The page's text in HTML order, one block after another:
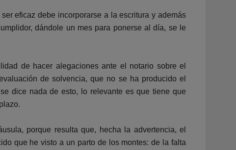
eficaz debe incorporarse a la escritura y además
dándole un mes para ponerse al día, se le
de hacer alegaciones ante el notario sobre el
de solvencia, que no se ha producido el
dice nada de esto, lo relevante es que tiene que
porque resulta que, hecha la advertencia, el
que he visto a un parto de los montes: de la falta